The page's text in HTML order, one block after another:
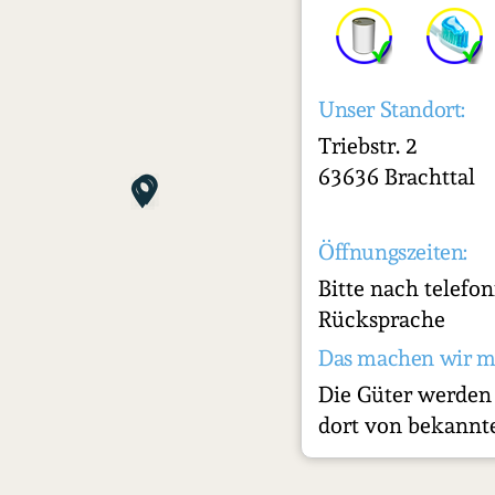
Unser Standort:
Triebstr. 2
63636 Brachttal
Öffnungszeiten:
Bitte nach
Rücksprache
Das machen wir
Die Güter
dort von